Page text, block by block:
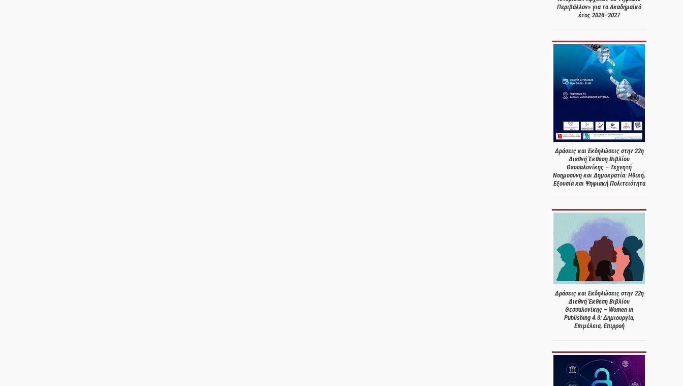
Περιβάλλον» για το Ακαδημαϊκό
έτος 2026–2027
Δράσεις και Εκδηλώσεις στην 22η
Διεθνή Έκθεση Βιβλίου
Θεσσαλονίκης – Τεχνητή
Νοημοσύνη και Δημοκρατία: Ηθική,
Εξουσία και Ψηφιακή Πολιτειότητα
Δράσεις και Εκδηλώσεις στην 22η
Διεθνή Έκθεση Βιβλίου
Θεσσαλονίκης – Women in
Publishing 4.0: Δημιουργία,
Επιμέλεια, Επιρροή